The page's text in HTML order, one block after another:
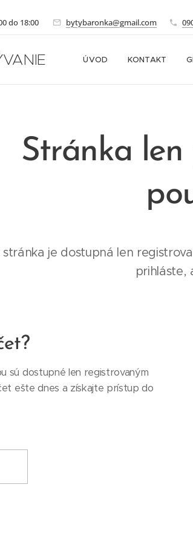
do 18:00 bytybaronka@gmail.com
ÚVOD KONTAKT
Stránka len
je dostupná len
prihláste,
sú dostupné len registrovaným
ešte dnes a získajte prístup do